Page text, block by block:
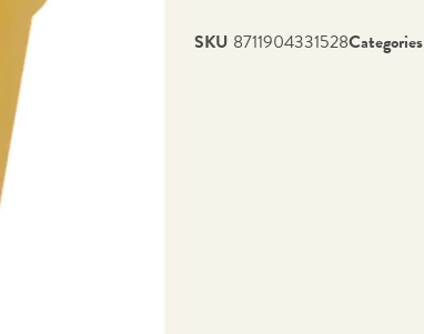
SKU 8711904331528Categories